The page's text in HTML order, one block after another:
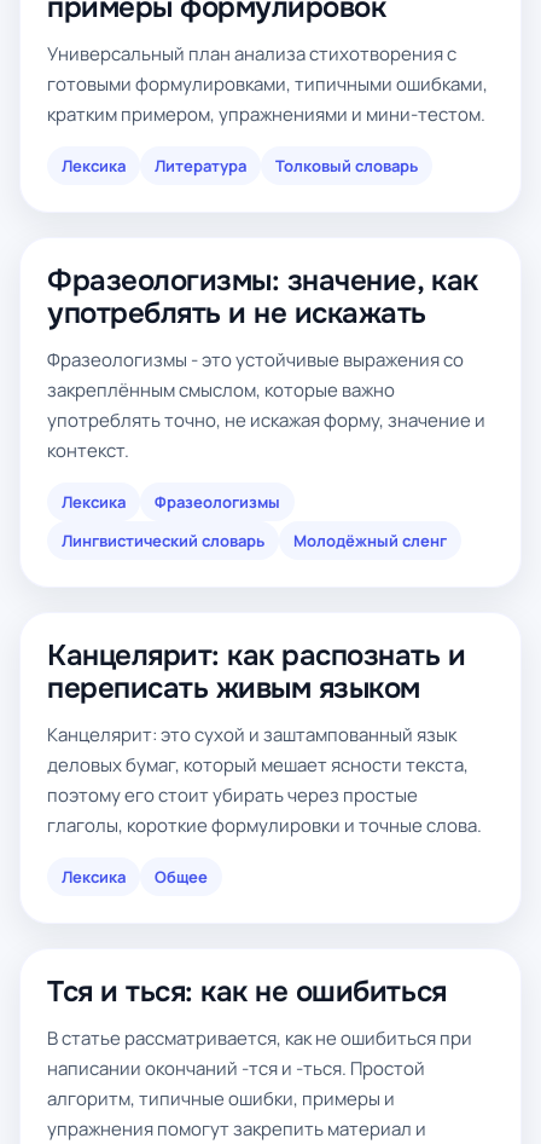
примеры формулировок
Универсальный план анализа стихотворения с
готовыми формулировками, типичными ошибками,
кратким примером, упражнениями и мини-тестом.
Лексика Литература Толковый словарь
Фразеологизмы: значение, как
употреблять и не искажать
Фразеологизмы - это устойчивые выражения со
закреплённым смыслом, которые важно
употреблять точно, не искажая форму, значение и
контекст.
Лексика
Фразеологизмы
Лингвистический словарь
Молодёжный сленг
Канцелярит: как распознать и
переписать живым языком
Канцелярит: это сухой и заштампованный язык
деловых бумаг, который мешает ясности текста,
поэтому его стоит убирать через простые
глаголы, короткие формулировки и точные слова.
Лексика Общее
Тся и ться: как не ошибиться
В статье рассматривается, как не ошибиться при
написании окончаний -тся и -ться. Простой
алгоритм, типичные ошибки, примеры и
упражнения помогут закрепить материал и